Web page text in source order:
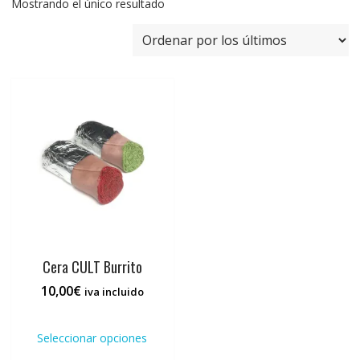
Mostrando el único resultado
Cera CULT Burrito
10,00€ iva incluido
Seleccionar opciones